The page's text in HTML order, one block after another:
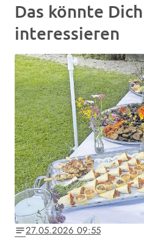
Das könnte
interessieren
notes27.05.2026 09:55